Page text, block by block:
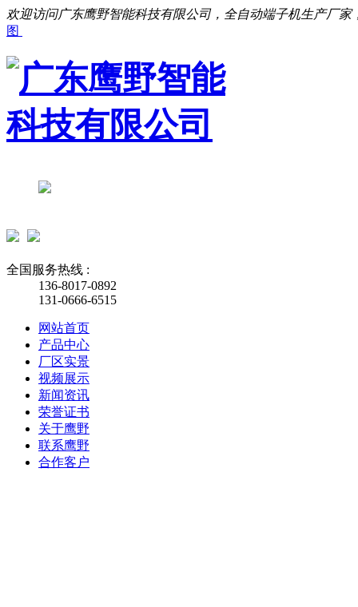
欢迎访问广东鹰野智能科技有限公司，全自动端子机生产厂家
图
全国服务热线 :
136-8017-0892
131-0666-6515
网站首页
产品中心
厂区实景
视频展示
新闻资讯
荣誉证书
关于鹰野
联系鹰野
合作客户